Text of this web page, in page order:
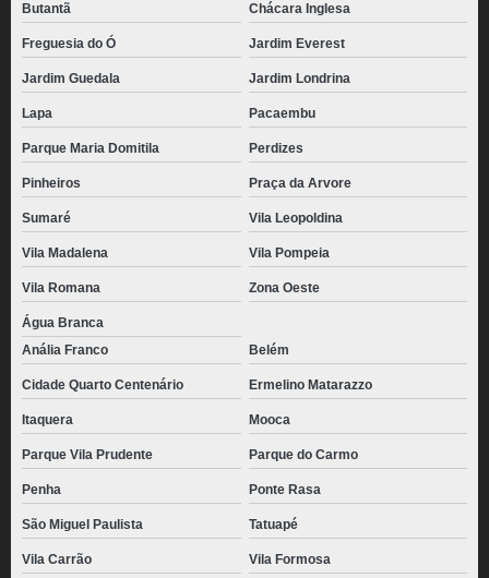
Butantã Chácara Inglesa
Freguesia do Ó Jardim Everest
Jardim Guedala Jardim Londrina
Lapa Pacaembu
Parque Maria Domitila Perdizes
Pinheiros Praça da Arvore
Sumaré Vila Leopoldina
Vila Madalena Vila Pompeia
Vila Romana Zona Oeste
Água Branca
Anália Franco
Belém
Cidade Quarto Centenário Ermelino Matarazzo
Itaquera Mooca
Parque Vila Prudente Parque do Carmo
Penha Ponte Rasa
São Miguel Paulista Tatuapé
Vila Carrão Vila Formosa